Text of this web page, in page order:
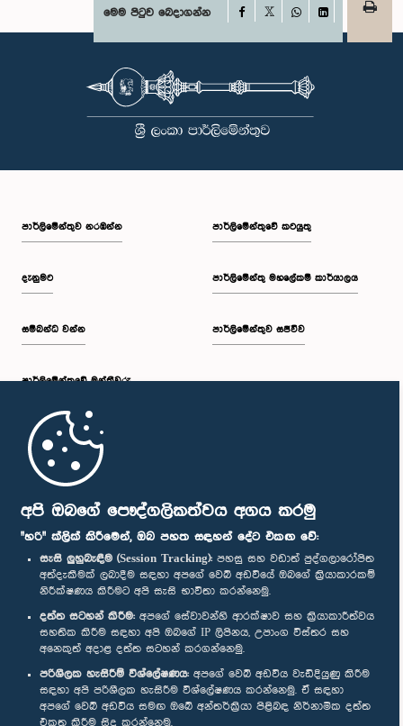
අපි ඔබගේ පෞද්ගලිකත්වය අගය කරමු
"හරි" ක්ලික් කිරීමෙන්, ඔබ පහත සඳහන් දේට එකඟ වේ:
සැසි ලුහුබැඳීම (Session Tracking): පහසු සහ වඩාත් පුද්ගලාරෝපිත
අත්දැකීමක් ලබාදීම සඳහා අපගේ වෙබ් අඩවියේ ඔබගේ ක්‍රියාකාරකම්
නිරීක්ෂණය කිරීමට අපි සැසි භාවිතා කරන්නෙමු.
දත්ත සටහන් කිරීම: අපගේ සේවාවන්හි ආරක්ෂාව සහ ක්‍රියාකාරීත්වය
සහතික කිරීම සඳහා අපි ඔබගේ IP ලිපිනය, උපාංග විස්තර සහ
අනෙකුත් අදාළ දත්ත සටහන් කරගන්නෙමු.
පරිශීලක හැසිරීම් විශ්ලේෂණය: අපගේ වෙබ් අඩවිය වැඩිදියුණු කිරීම
සඳහා අපි පරිශීලක හැසිරීම විශ්ලේෂණය කරන්නෙමු. ඒ සඳහා
අපගේ වෙබ් අඩවිය සමඟ ඔබේ අන්තර්ක්‍රියා පිළිබඳ නිර්නාමික දත්ත
එකතු කිරීම සිදු කරන්නෙමු.
මෙම පිටුව බෙදාගන්න Facebook
WhatsAppLinkedIn
පාර්ලි‌මේන්තුව නරඹන්න
දැනුමට
සම්බන්ධ වන්න
පාර්ලි‌මේන්තුවේ මන්ත්‍රීවරු
මුල් පිටුව
පාර්ලිමේන්තුවේ කටයුතු
පාර්ලිමේන්තු මහලේකම් කාර්යාලය
පාර්ලිමේන්තුව සජීවීව
පාර්ලිමේන්තු ජංගම යෙදුම
අප හා සම්බන්ධ වී සිටින්න :
සම්මාන
පෞද්ගලිකත්ව ප්‍රතිපත්තිය